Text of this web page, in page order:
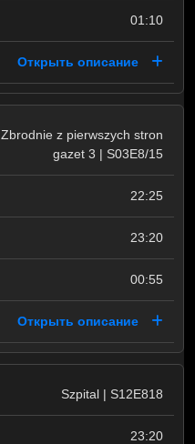
01:10
Открыть описание
Zbrodnie z pierwszych stron
gazet 3 | S03E8/15
22:25
23:20
00:55
Открыть описание
Szpital | S12E818
23:20